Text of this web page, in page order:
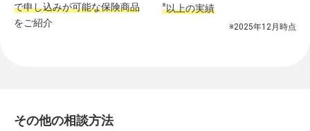
で申し込みが可能な保険商品
をご紹介
※以上の実績
※2025年12月時点
その他の相談方法